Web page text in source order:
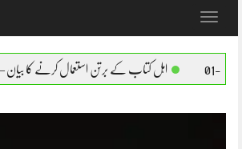
Toggle
کے برتن استعمال کرنے کا بیان – مولانا ابو بکر صدیق حفظہ اللہ